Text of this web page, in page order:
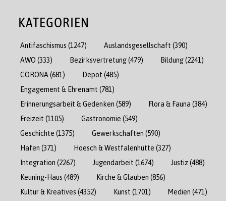
KATEGORIEN
Antifaschismus (1247) Auslandsgesellschaft (390)
AWO (333) Bezirksvertretung(479) Bildung(2241)
CORONA (681) Depot (485)
Engagement & Ehrenamt (781)
Erinnerungsarbeit & Gedenken (589) Flora & Fauna (384)
Freizeit (1105) Gastronomie (549)
Geschichte (1375) Gewerkschaften (590)
Hafen (371) Hoesch & Westfalenhütte (327)
Integration (2267) Jugendarbeit (1674) Justiz(488)
Keuning-Haus (489) Kirche & Glauben (856)
Kultur & Kreatives (4352) Kunst (1701) Medien (471)